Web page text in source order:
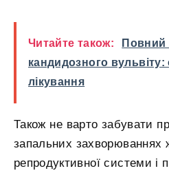
Читайте також:
Повний
кандидозного
лікування
Також не варто забувати
запальних захворюваннях
репродуктивної системи і